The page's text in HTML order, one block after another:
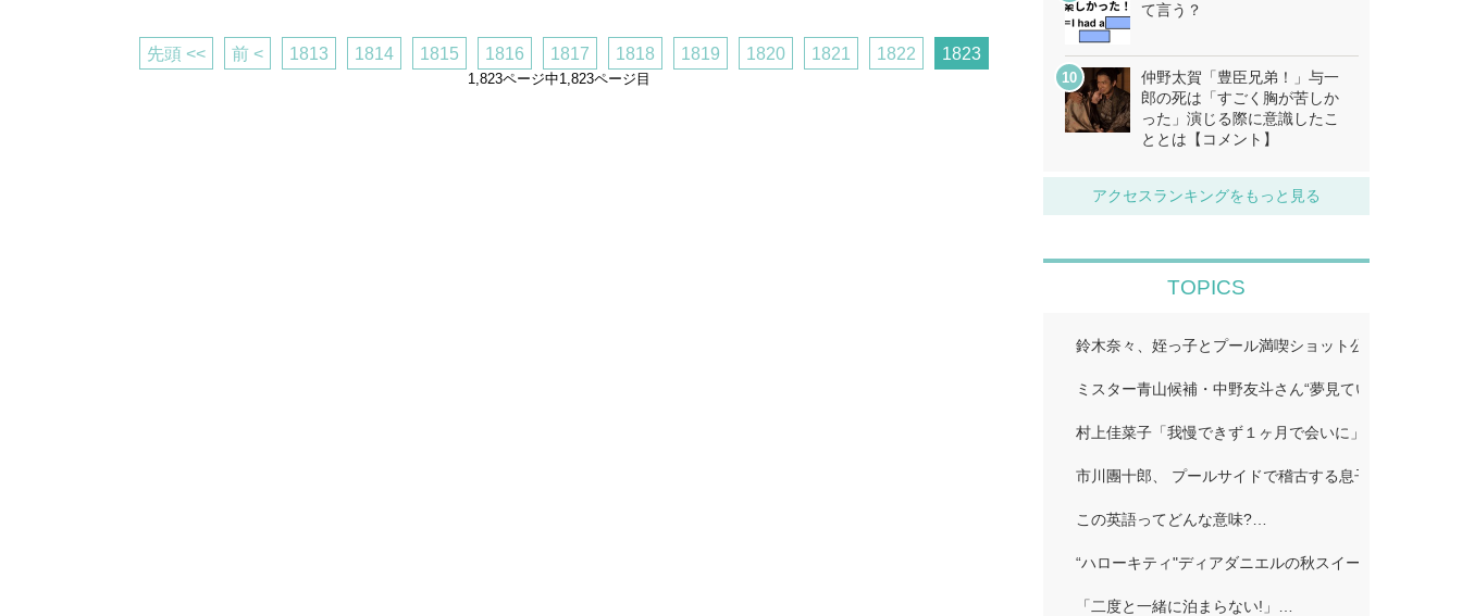
先頭 << 前 < 1813 1814 1815 1816 1817 1818 1819 1820 1821 1822 1823
1,823ページ中1,823ページ目
て言う？
仲野太賀「豊臣兄弟！」与一
郎の死は「すごく胸が苦しか
った」演じる際に意識したこ
ととは【コメント】
アクセスランキングをもっと見る
TOPICS
鈴木奈々、姪っ子とプール満喫ショット公開「仲良し
ミスター青山候補・中野友斗さん“夢見ていた賞受賞に
村上佳菜子「我慢できず１ヶ月で会いに」…
市川團十郎、 プールサイドで稽古する息子の姿公開に
この英語ってどんな意味?…
“ハローキティ"ディアダニエルの秋スイーツビュッフ
「二度と一緒に泊まらない!」…